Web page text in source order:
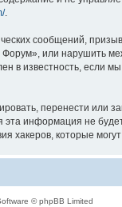
.
сообщений,
или нарушить
в известность, если
перенести или
информация не
которые
© phpBB Limited